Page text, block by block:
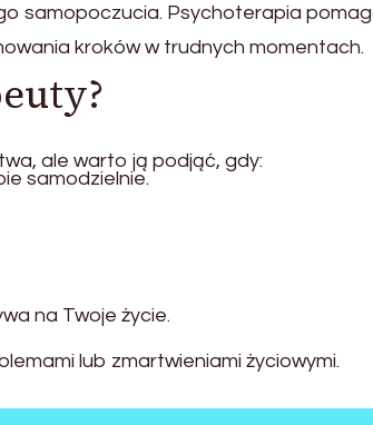
samopoczucia. Psychoterapia
kroków w trudnych momentach.
ale warto ją podjąć, gdy:
samodzielnie.
na Twoje życie.
lub zmartwieniami życiowymi.